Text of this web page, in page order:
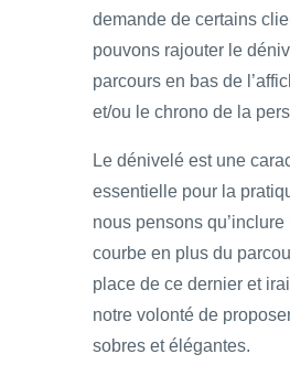
demande de certains
pouvons rajouter le
parcours en bas de
et/ou le chrono de la
Le dénivelé est une
essentielle pour la
nous pensons
courbe en plus du
place de ce dernier et
notre volonté de
sobres et élégantes.